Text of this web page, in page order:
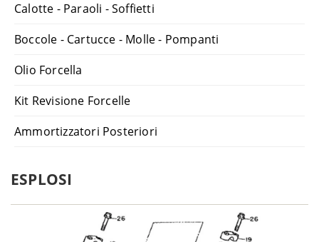
Suzuki
DR 350 - DK41A
Suzuki
DR 350 S - SK42B
Suzuki
DR 350 SE - SK42B
Suzuki
DR 350 SH - SK42B
Suzuki
DR 400 S - DR400
1985
DR 650 R - SP44B
1992-
Calotte - Paraoli - Soffietti
Boccole - Cartucce - Molle - Pompanti
Olio Forcella
Kit Revisione Forcelle
Ammortizzatori Posteriori
ESPLOSI